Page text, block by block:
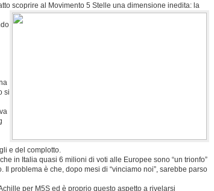
scoprire al Movimento 5 Stelle una dimensione inedita: la
si
e del complotto.
in Italia quasi 6 milioni di voti alle Europee sono “un trionfo”
problema è che, dopo mesi di “vinciamo noi”, sarebbe parso
per M5S ed è proprio questo aspetto a rivelarsi